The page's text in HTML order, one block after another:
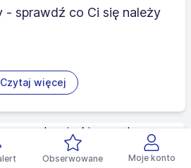
Obserwowane Moje konto
- sprawdź co Ci się należy
Czytaj więcej